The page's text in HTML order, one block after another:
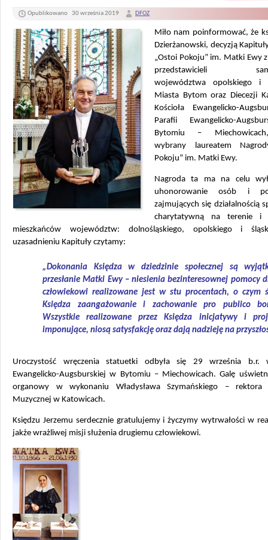
Opublikowano 30 września 2019 DFOZ
Miło nam poinformować, że
Dzierżanowski, decyzją
„Ostoi Pokoju” im. Matki Ewy
przedstawicieli
województwa opolskiego i
Miasta Bytom oraz Diecezji
Kościoła Ewangelicko-
Parafii Ewangelicko-
Bytomiu –
wybrany laureatem
Pokoju” im. Matki Ewy.
Nagroda ta ma na celu
uhonorowanie osób i
zajmujących się działalnością
charytatywną na terenie i
mieszkańców województw: dolnośląskiego, opolskiego i
uzasadnieniu Kapituły czytamy:
„Dokonania Księdza w dziedzinie społecznej są
przesłanie Matki Ewy – niesienia bezinteresownej pomocy
człowiekowi realizowane jest w stu procentach, o czym
Księdza zaangażowanie i zachowanie pro publico
Wszystkie realizowane przez Księdza inicjatywy i
imponujące, niosą satysfakcję oraz dają nadzieję na
Uroczystość wręczenia statuetki odbyła się 29 września b.r.
Ewangelicko-Augsburskiej w Bytomiu – Miechowicach. Galę
organowy w wykonaniu Władysława Szymańskiego – rektora
Muzycznej w Katowicach.
Księdzu Jerzemu serdecznie gratulujemy i życzymy wytrwałości w
jakże wrażliwej misji służenia drugiemu człowiekowi.